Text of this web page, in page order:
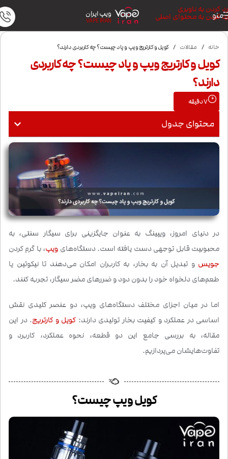
رد کردن به ناوبری
رد کردن به محتوای اصلی
منو ویپ ایران
VAPE IRAN
خانه / مقالات / کویل و کارتریج ویپ و پاد چیست؟ چه کاربردی دارند؟
کویل و کارتریج ویپ و پاد چیست؟ چه کاربردی
دارند؟
7دقیقه
محتوای جدول
در دنیای امروز، ویپینگ به عنوان جایگزینی برای سیگار سنتی، به
محبوبیت قابل توجهی دست یافته است. دستگاه‌های ویپ، با گرم کردن
جویس و تبدیل آن به بخار، به کاربران امکان می‌دهند تا نیکوتین یا
طعم‌های دلخواه خود را بدون دود و ضررهای مضر سیگار، تجربه کنند.
اما در میان اجزای مختلف دستگاه‌های ویپ، دو عنصر کلیدی نقش
اساسی در عملکرد و کیفیت بخار تولیدی دارند: کویل و کارتریج. در این
مقاله، به بررسی جامع این دو قطعه، نحوه عملکرد، کاربرد و
تفاوت‌هایشان می‌پردازیم.
کویل ویپ چیست؟